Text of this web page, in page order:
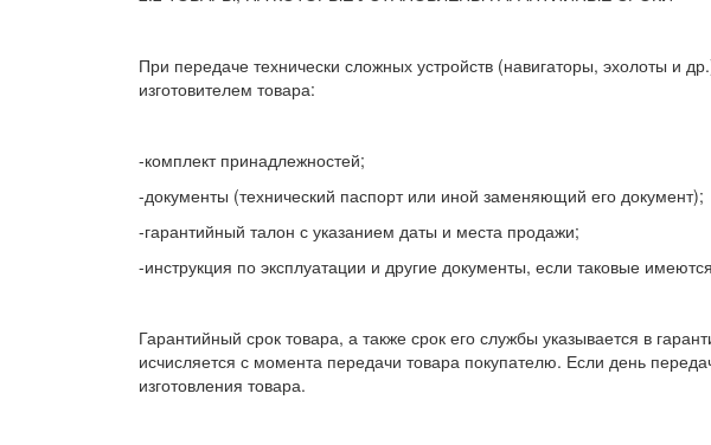
При передаче технически сложных устройств (навигаторы, эхолоты и
изготовителем товара:
-комплект принадлежностей;
-документы (технический паспорт или иной заменяющий его документ);
-гарантийный талон с указанием даты и места продажи;
-инструкция по эксплуатации и другие документы, если таковые
Гарантийный срок товара, а также срок его службы указывается в
исчисляется с момента передачи товара покупателю. Если день
изготовления товара.